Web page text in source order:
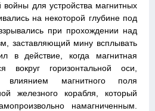
войны для устройства магнитных
на некоторой глубине под
при прохождении над
заставляющий мину всплывать
в действие, когда магнитная
вокруг горизонтальной оси,
влиянием магнитного поля
железного корабля, который
намагниченным.